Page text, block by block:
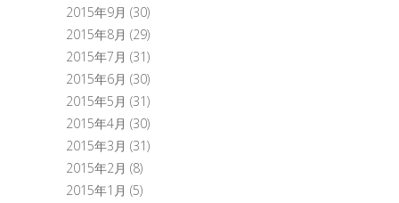
2015年9月 (30)
2015年8月 (29)
2015年7月 (31)
2015年6月 (30)
2015年5月 (31)
2015年4月 (30)
2015年3月 (31)
2015年2月 (8)
2015年1月 (5)